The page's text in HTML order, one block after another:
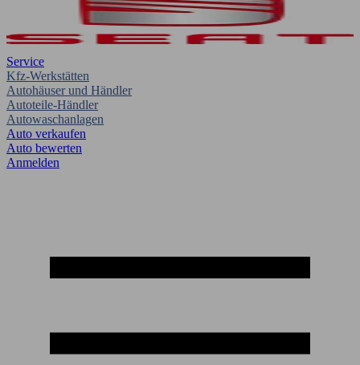
Service
Kfz-Werkstätten
Autohäuser und Händler
Autoteile-Händler
Autowaschanlagen
Auto verkaufen
Auto bewerten
Anmelden